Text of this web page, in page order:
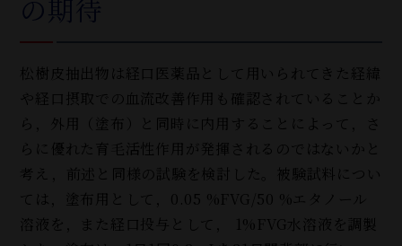
の期待
松樹皮抽出物は経口医薬品として用いられてきた経緯
や経口摂取での血流改善作用も確認されていることか
ら，外用（塗布）と同時に内用することによって，さ
らに優れた育毛活性作用が発揮されるのではないかと
考え，前述と同様の試験を検討した。被験試料につい
ては，塗布用として，0.05 %FVG/50 %エタノール
溶液を，また経口投与として， 1%FVG水溶液を調製